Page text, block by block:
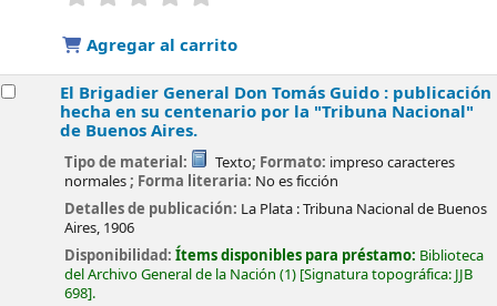
Agregar al carrito
El Brigadier General Don Tomás Guido : publicación
hecha en su centenario por la "Tribuna Nacional"
de Buenos Aires.
Tipo de material: Texto; Formato: impreso caracteres
normales; Forma literaria: No es ficción
Detalles de publicación: La Plata :Tribuna Nacional de Buenos
Aires, 1906
Disponibilidad:Ítems disponibles para préstamo: Biblioteca
del Archivo General de la Nación (1) Signatura topográfica: JJB
698 .